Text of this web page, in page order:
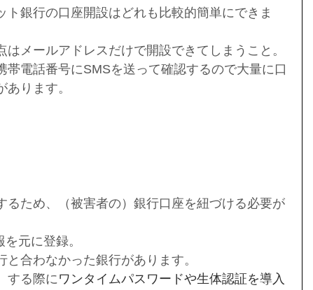
ト銀行の口座開設はどれも比較的簡単にできま
はメールアドレスだけで開設できてしまうこと。
帯電話番号にSMSを送って確認するので大量に口
ります。
るため、（被害者の）銀行口座を紐づける必要が
元に登録。
合わなかった銀行があります。
する際にワンタイムパスワードや生体認証を導入